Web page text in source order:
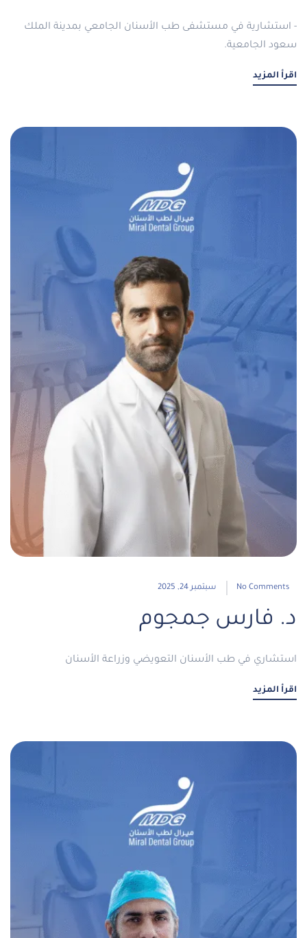
- استشارية في مستشفى طب الأسنان الجامعي بمدينة الملك
سعود الجامعية.
اقرأ المزيد
سبتمبر 24, 2025 No Comments
د. فارس جمجوم
استشاري في طب الأسنان التعويضي وزراعة الأسنان
اقرأ المزيد